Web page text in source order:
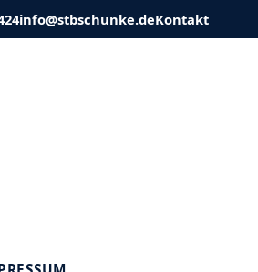
info@stbschunke.deKontakt